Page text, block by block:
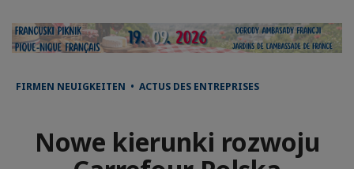
FIRMEN NEUIGKEITEN • ACTUS DES ENTREPRISES
Nowe kierunki rozwoju